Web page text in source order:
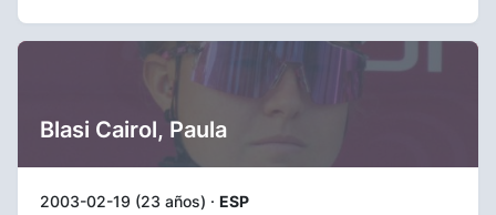
Blasi Cairol, Paula
2003-02-19 (23 años) · ESP